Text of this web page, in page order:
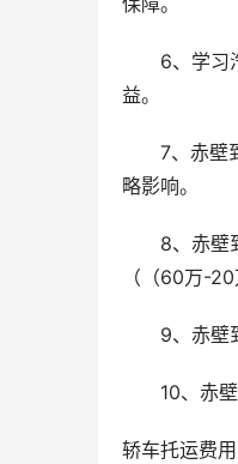
6、学习
益。
7、赤壁
略影响。
8、赤壁
（（60万-
9、赤壁
10、赤
轿车托运费